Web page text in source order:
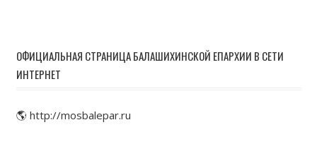
ОФИЦИАЛЬНАЯ СТРАНИЦА БАЛАШИХИНСКОЙ ЕПАРХИИ В СЕТИ
ИНТЕРНЕТ
🌎 http://mosbalepar.ru